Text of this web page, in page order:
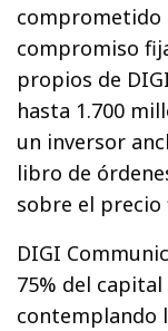
comprometido
compromiso
propios de
hasta 1.700
un inversor
libro de
sobre el precio
DIGI
75% del
contemplando